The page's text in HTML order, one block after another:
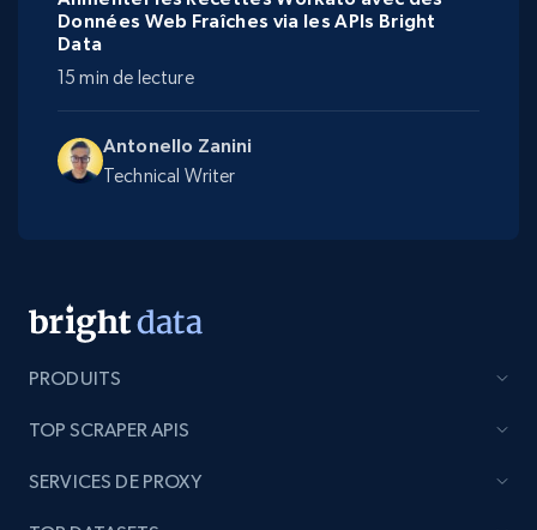
Antonello Zanini
Technical Writer
Données Web Fraîches via les APIs Bright
Data
15 min de lecture
PRODUITS
TOP SCRAPER APIS
SERVICES DE PROXY